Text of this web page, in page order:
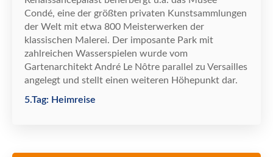
Condé, eine der größten privaten Kunstsammlungen
der Welt mit etwa 800 Meisterwerken der
klassischen Malerei. Der imposante Park mit
zahlreichen Wasserspielen wurde vom
Gartenarchitekt André Le Nôtre parallel zu Versailles
angelegt und stellt einen weiteren Höhepunkt dar.
5.Tag: Heimreise